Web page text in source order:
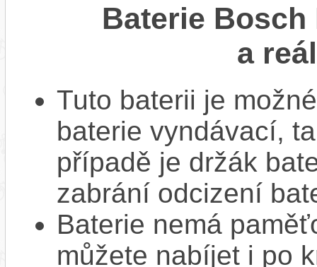
Baterie Bosch
a
Tuto baterii je
baterie vyndávací,
případě je držák
zabrání odcizení
Baterie nemá
můžete nabíjet i po